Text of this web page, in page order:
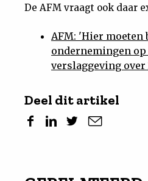
De AFM vraagt ook daar
AFM: 'Hier moeten
ondernemingen
verslaggeving over
Deel dit artikel